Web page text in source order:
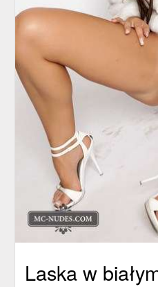
Laska w